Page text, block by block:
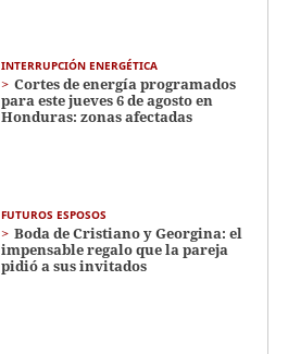
INTERRUPCIÓN ENERGÉTICA
Cortes de energía programados
para este jueves 6 de agosto en
Honduras: zonas afectadas
FUTUROS ESPOSOS
Boda de Cristiano y Georgina: el
impensable regalo que la pareja
pidió a sus invitados